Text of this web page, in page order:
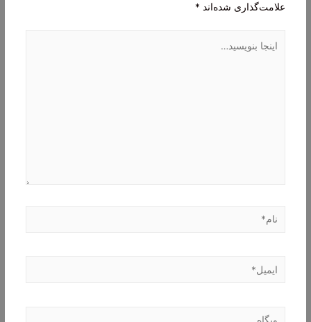
علامت‌گذاری شده‌اند *
بنویسید…
نام*
ایمیل*
وبگاه